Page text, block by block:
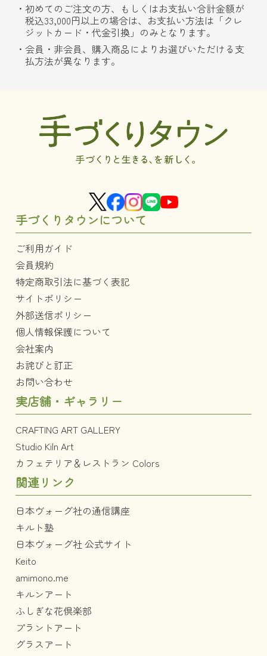
初めてのご注文の方、もしくはお支払い合計金額が
税込33,000円以上の場合は、お支払い方法は「クレ
ジットカード・代金引換」のみとなります。
会員・非会員、購入商品によりお選びいただける支
払方法が異なります。
手づくりタウンについて
ご利用ガイド
会員規約
特定商取引法に基づく表記
サイトポリシー
外部送信ポリシー
個人情報保護について
会社案内
お詫びと訂正
お問い合わせ
実店舗・ギャラリー
CRAFTING ART GALLERY
Studio Kiln Art
カフェテリア＆レストラン Colors
関連リンク
日本ヴォーグ社の通信講座
キルト塾
日本ヴォーグ社 公式サイト
Keito
amimono.me
キルンアート
ふしぎな花倶楽部
プラントアート
グラスアート